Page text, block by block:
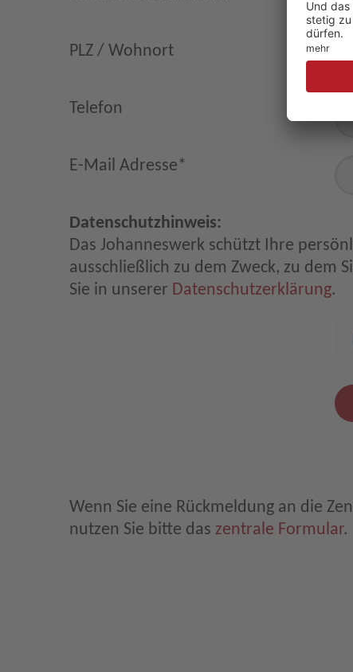
PLZ / Wohnort
Telefon
E-Mail Adresse*
Datenschutzhinweis:
Das Johanneswerk schützt Ihre
ausschließlich zu dem Zweck, zu dem
Sie in unserer Datenschutzerklärung.
Wenn Sie eine Rückmeldung an die
nutzen Sie bitte das zentrale Formular.